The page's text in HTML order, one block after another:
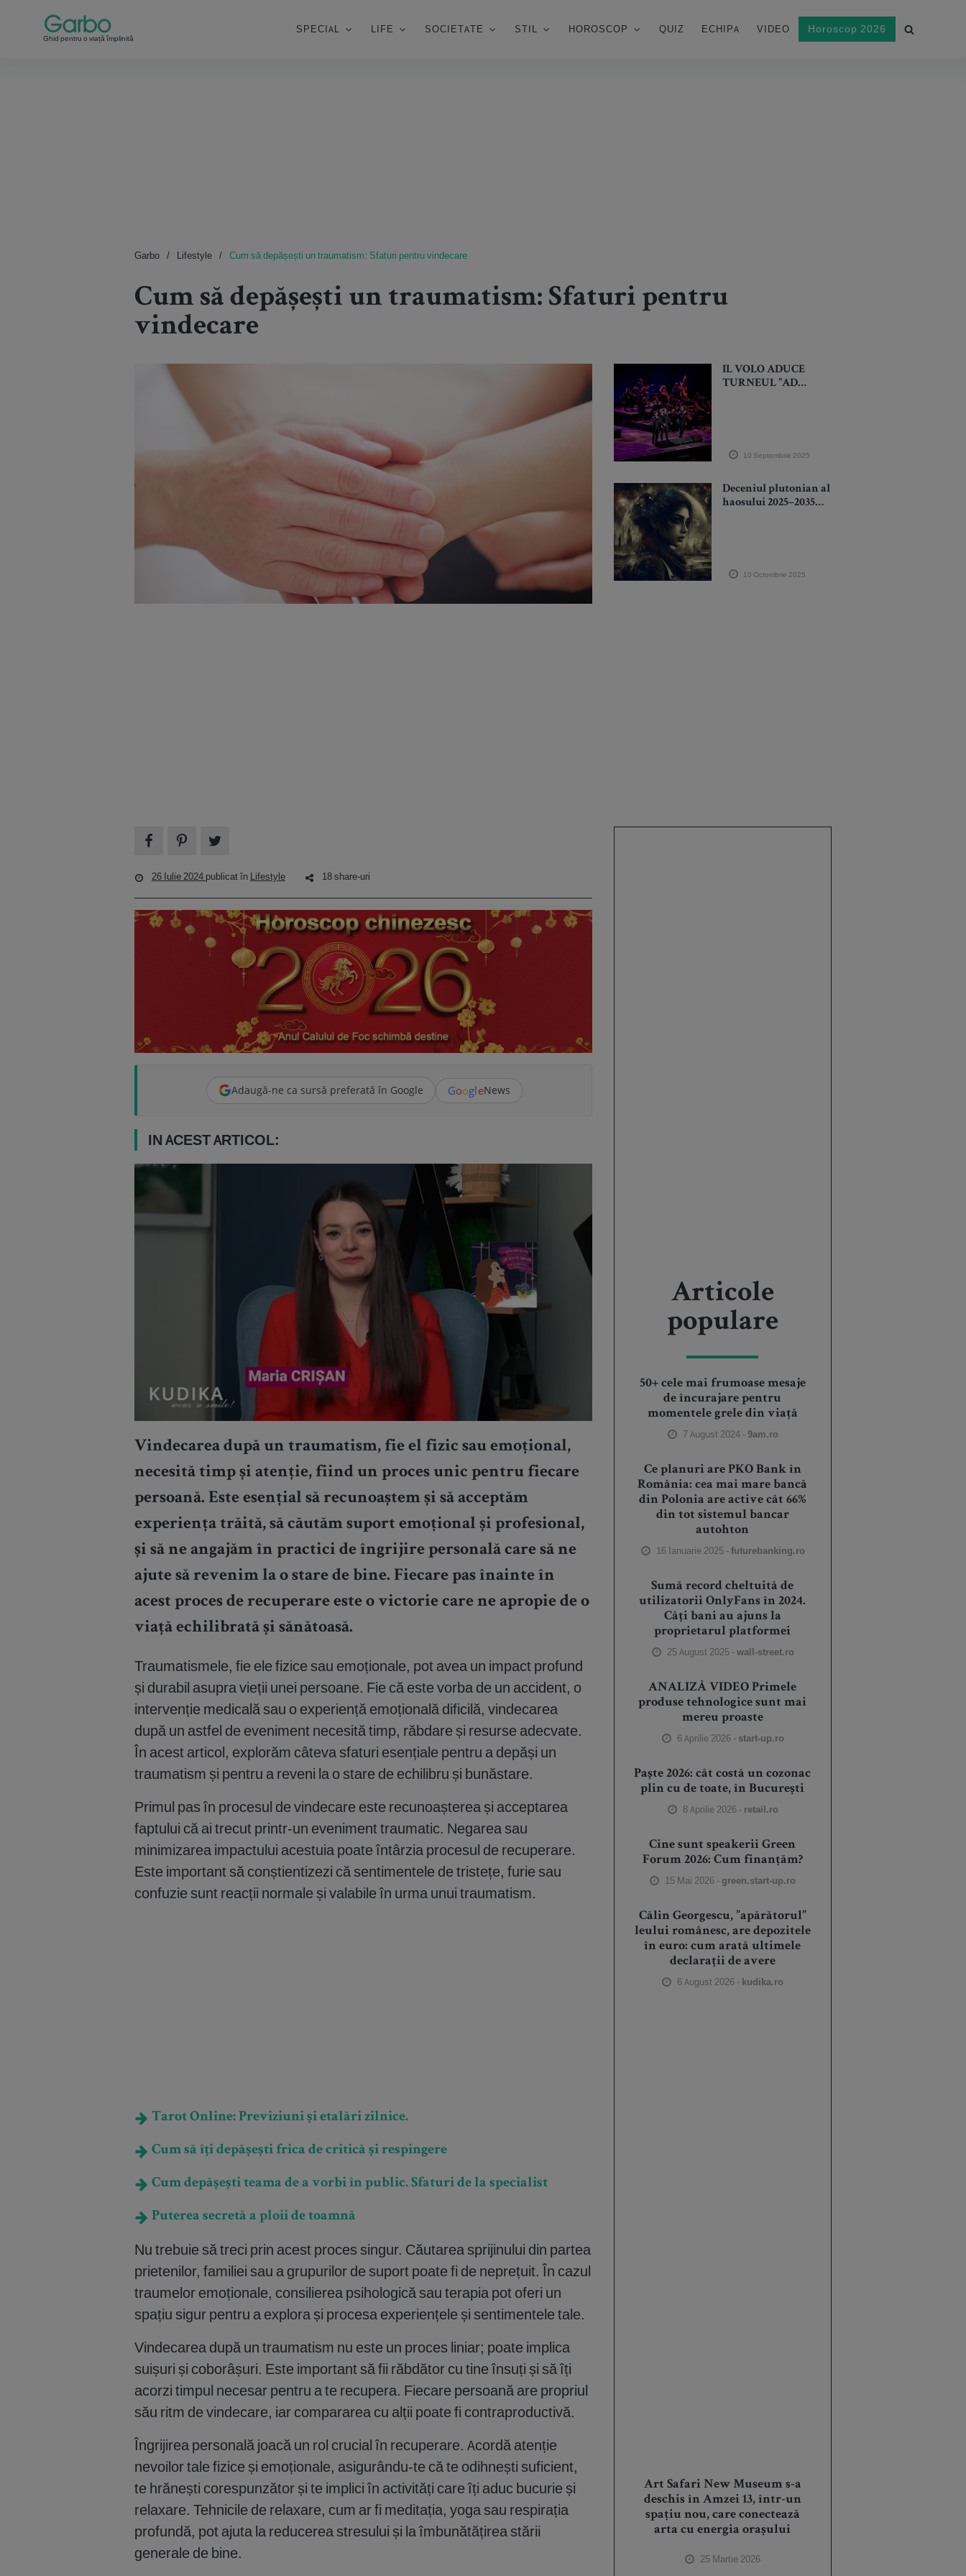
Ghid pentru o viață împlinită
SPECIAL LIFE SOCIETATE STIL HOROSCOP QUIZ ECHIPA VIDEO Horoscop 2026
Garbo Lifestyle Cum să depășești un traumatism: Sfaturi pentru vindecare
Cum să depășești un traumatism: Sfaturi pentru
vindecare
IL VOLO ADUCE
TURNEUL ”AD
10 Septembrie 2025
Deceniul plutonian al
haosului 2025–2035
10 Octombrie 2025
26 Iulie 2024 publicat în Lifestyle 18 share-uri
Adaugă-ne ca sursă preferată în Google GoogleNews
IN ACEST ARTICOL:
Vindecarea după un traumatism, fie el fizic sau emoțional,
necesită timp și atenție, fiind un proces unic pentru fiecare
persoană. Este esențial să recunoaștem și să acceptăm
experiența trăită, să căutăm suport emoțional și profesional,
și să ne angajăm în practici de îngrijire personală care să ne
ajute să revenim la o stare de bine. Fiecare pas înainte în
acest proces de recuperare este o victorie care ne apropie de o
viață echilibrată și sănătoasă.
Traumatismele, fie ele fizice sau emoționale, pot avea un impact profund
și durabil asupra vieții unei persoane. Fie că este vorba de un accident, o
intervenție medicală sau o experiență emoțională dificilă, vindecarea
după un astfel de eveniment necesită timp, răbdare și resurse adecvate.
În acest articol, explorăm câteva sfaturi esențiale pentru a depăși un
traumatism și pentru a reveni la o stare de echilibru și bunăstare.
Primul pas în procesul de vindecare este recunoașterea și acceptarea
faptului că ai trecut printr-un eveniment traumatic. Negarea sau
minimizarea impactului acestuia poate întârzia procesul de recuperare.
Este important să conștientizezi că sentimentele de tristețe, furie sau
confuzie sunt reacții normale și valabile în urma unui traumatism.
Tarot Online: Previziuni și etalări zilnice.
Cum să îţi depășești frica de critică și respingere
Cum depășești teama de a vorbi în public. Sfaturi de la specialist
Puterea secretă a ploii de toamnă
Nu trebuie să treci prin acest proces singur. Căutarea sprijinului din partea
prietenilor, familiei sau a grupurilor de suport poate fi de neprețuit. În cazul
traumelor emoționale, consilierea psihologică sau terapia pot oferi un
spațiu sigur pentru a explora și procesa experiențele și sentimentele tale.
Vindecarea după un traumatism nu este un proces liniar; poate implica
suișuri și coborâșuri. Este important să fii răbdător cu tine însuți și să îți
acorzi timpul necesar pentru a te recupera. Fiecare persoană are propriul
său ritm de vindecare, iar compararea cu alții poate fi contraproductivă.
Îngrijirea personală joacă un rol crucial în recuperare. Acordă atenție
nevoilor tale fizice și emoționale, asigurându-te că te odihnești suficient,
te hrănești corespunzător și te implici în activități care îți aduc bucurie și
relaxare. Tehnicile de relaxare, cum ar fi meditația, yoga sau respirația
profundă, pot ajuta la reducerea stresului și la îmbunătățirea stării
generale de bine.
Articole
populare
50+ cele mai frumoase mesaje
de încurajare pentru
momentele grele din viață
7 August 2024 -9am.ro
Ce planuri are PKO Bank în
România: cea mai mare bancă
din Polonia are active cât 66%
din tot sistemul bancar
autohton
16 Ianuarie 2025 -futurebanking.ro
Sumă record cheltuită de
utilizatorii OnlyFans în 2024.
Câți bani au ajuns la
proprietarul platformei
25 August 2025 -wall-street.ro
ANALIZĂ VIDEO Primele
produse tehnologice sunt mai
mereu proaste
6 Aprilie 2026 - start-up.ro
Paște 2026: cât costă un cozonac
plin cu de toate, în București
8 Aprilie 2026 - retail.ro
Cine sunt speakerii Green
Forum 2026: Cum finanțăm?
15 Mai 2026 - green.start-up.ro
Călin Georgescu, ”apărătorul”
leului românesc, are depozitele
în euro: cum arată ultimele
declarații de avere
6 August 2026 - kudika.ro
Art Safari New Museum s-a
deschis în Amzei 13, într-un
spațiu nou, care conectează
arta cu energia orașului
25 Martie 2026